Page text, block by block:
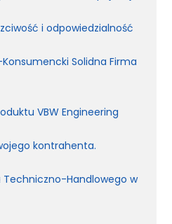
i odpowiedzialność
Solidna Firma
VBW Engineering
kontrahenta.
Handlowego w